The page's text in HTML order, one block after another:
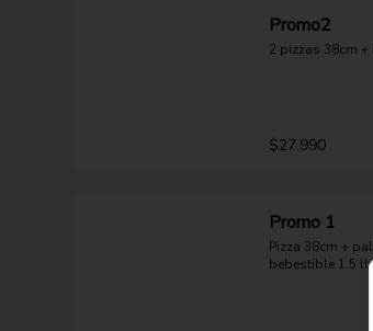
Promo2
2 pizzas 38cm
$27.990
Promo 1
Pizza 38cm +
bebestible 1.5